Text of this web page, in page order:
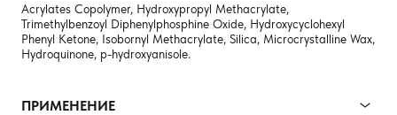
Acrylates Copolymer, Hydroxypropyl Methacrylate,
Trimethylbenzoyl Diphenylphosphine Oxide, Hydroxycyclohexyl
Phenyl Ketone, Isobornyl Methacrylate, Silica, Microcrystalline Wax,
Hydroquinone, p-hydroxyanisole.
ПРИМЕНЕНИЕ